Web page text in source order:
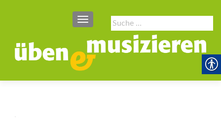
Suche
nach:
SCHALTE NAVIGATION